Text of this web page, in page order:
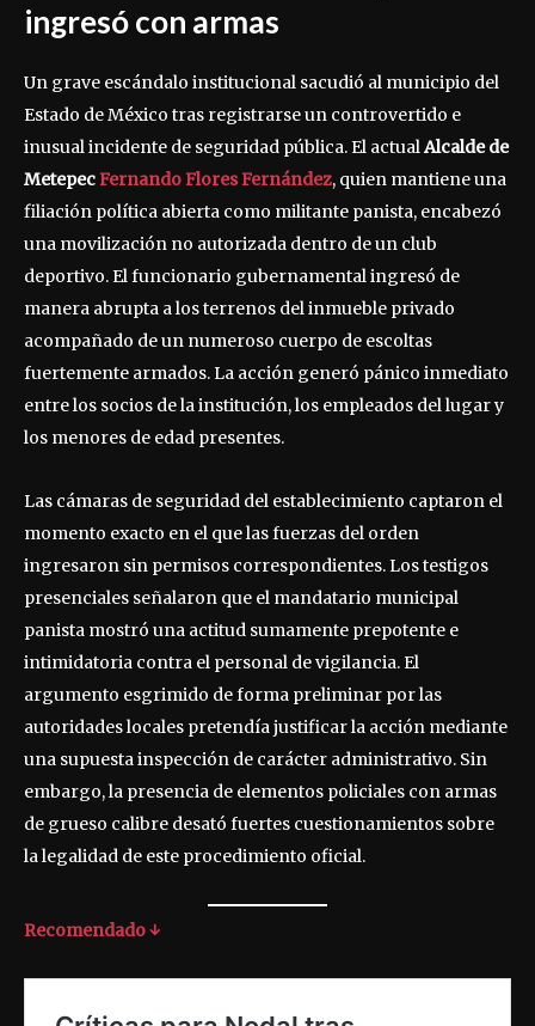
ingresó con armas
Un grave escándalo institucional sacudió al municipio del
Estado de México tras registrarse un controvertido e
inusual incidente de seguridad pública. El actualAlcalde de
MetepecFernando Flores Fernández, quien mantiene una
filiación política abierta como militante panista, encabezó
una movilización no autorizada dentro de un club
deportivo. El funcionario gubernamental ingresó de
manera abrupta a los terrenos del inmueble privado
acompañado de un numeroso cuerpo de escoltas
fuertemente armados. La acción generó pánico inmediato
entre los socios de la institución, los empleados del lugar y
los menores de edad presentes.
Las cámaras de seguridad del establecimiento captaron el
momento exacto en el que las fuerzas del orden
ingresaron sin permisos correspondientes. Los testigos
presenciales señalaron que el mandatario municipal
panista mostró una actitud sumamente prepotente e
intimidatoria contra el personal de vigilancia. El
argumento esgrimido de forma preliminar por las
autoridades locales pretendía justificar la acción mediante
una supuesta inspección de carácter administrativo. Sin
embargo, la presencia de elementos policiales con armas
de grueso calibre desató fuertes cuestionamientos sobre
la legalidad de este procedimiento oficial.
Recomendado ↓